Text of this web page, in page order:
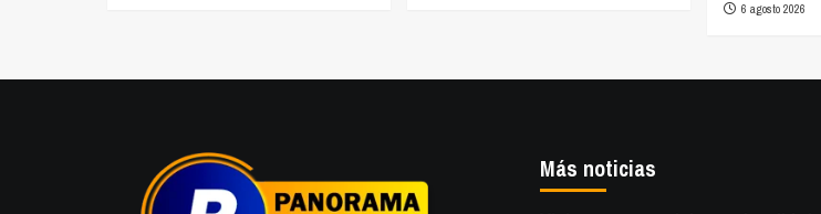
6 agosto 2026
Más noticias